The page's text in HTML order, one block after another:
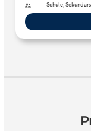
Schule,